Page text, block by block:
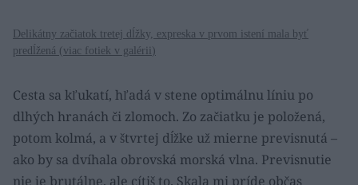
Delikátny začiatok tretej dĺžky, expreska v prvom istení mala byť
predĺžená (viac fotiek v galérii )
Cesta sa kľukatí, hľadá v stene optimálnu líniu po
dlhých hranách či zlomoch. Zo začiatku je položená,
potom kolmá, a v štvrtej dĺžke už mierne previsnutá –
ako by sa dvíhala obrovská morská vlna. Previsnutie
nie je brutálne, ale cítiš to. Skala mi príde občas